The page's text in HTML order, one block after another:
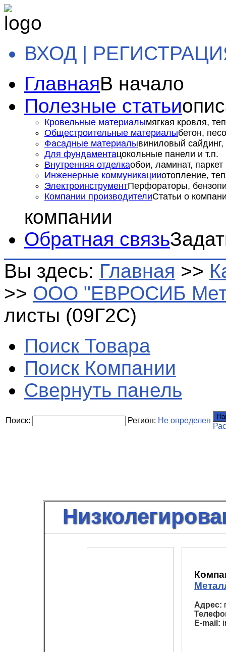
ВХОД |
ГлавнаяВ начало
Полезные статьи
Кровельные материалымягкая кровля,
Общестроительные материалыбетон,
Фасадные материалывиниловый сайдинг,
Для фундаментацокольные панели и т.п.
Внутренняя отделкаобои, ламинат, паркет
Инженерные коммуникацииотопление,
ЭлектроинструментПерфораторы,
Компании производителиСтатьи о
компании
Обратная связь
Вы здесь: Главная >>
>> ООО "ЕВРОСИБ
листы (09Г2С)
Поиск Товара
Поиск Компании
Свернуть панель
Поиск: Регион: Не определен
Адрес:
E-mail: